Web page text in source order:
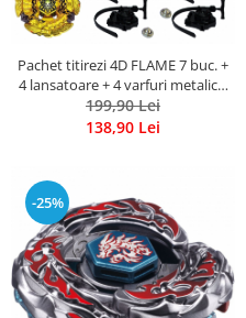
Pachet titirezi 4D FLAME 7 buc. +
4 lansatoare + 4 varfuri metalice:
BB118 Phantom Orion, BB111
Mercury Anubius, BB126 Flash
199,90 Lei
138,90 Lei
-25%